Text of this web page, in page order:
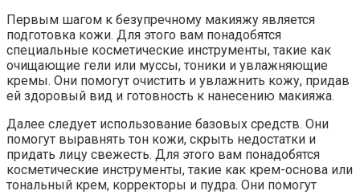
Первым шагом к безупречному макияжу является
подготовка кожи. Для этого вам понадобятся
специальные косметические инструменты, такие как
очищающие гели или муссы, тоники и увлажняющие
кремы. Они помогут очистить и увлажнить кожу, придав
ей здоровый вид и готовность к нанесению макияжа.
Далее следует использование базовых средств. Они
помогут выравнять тон кожи, скрыть недостатки и
придать лицу свежесть. Для этого вам понадобятся
косметические инструменты, такие как крем-основа или
тональный крем, корректоры и пудра. Они помогут